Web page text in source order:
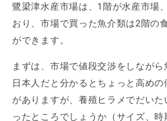
鷺梁津水産市場は、1階が水産市場
おり、市場で買った魚介類は2階の
ができます。
まずは、市場で値段交渉をしながら
日本人だと分かるとちょっと高めの
がありますが、養殖ヒラメでだい
ったところでしょうか（サイズ、